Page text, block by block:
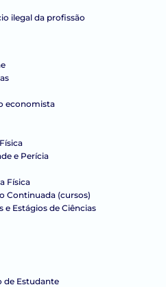
ilegal da profissão
economista
e Perícia
Física
Continuada (cursos)
e Estágios de Ciências
de Estudante